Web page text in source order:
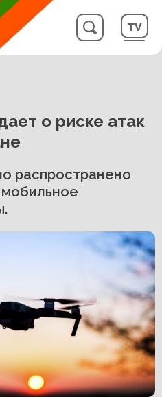
о риске атак
распространено